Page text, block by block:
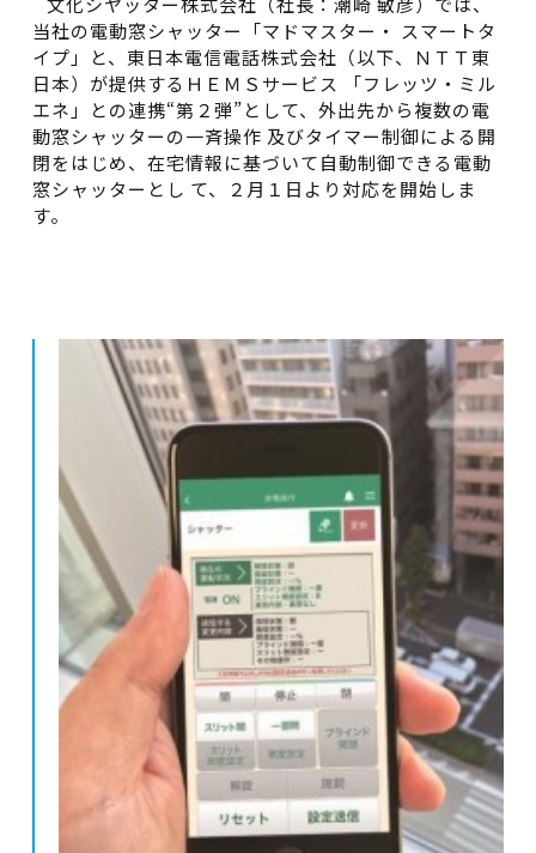
当社の電動窓シャッター「マドマスター・ スマートタ
イプ」と、東日本電信電話株式会社（以下、ＮＴＴ東
日本）が提供するＨＥＭＳサービス 「フレッツ・ミル
エネ」との連携“第２弾”として、外出先から複数の電
動窓シャッターの一斉操作 及びタイマー制御による開
閉をはじめ、在宅情報に基づいて自動制御できる電動
窓シャッターとし て、２月１日より対応を開始しま
す。